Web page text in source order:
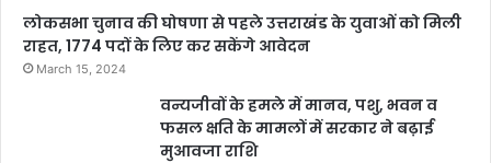
लोकसभा चुनाव की घोषणा से पहले उत्तराखंड के युवाओं को मिली
राहत, 1774 पदों के लिए कर सकेंगे आवेदन
March 15, 2024
वन्यजीवों के हमले में मानव, पशु, भवन व
फसल क्षति के मामलों में सरकार ने बढ़ाई
मुआवजा राशि